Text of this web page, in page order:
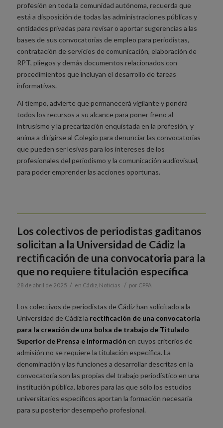
profesión en toda la comunidad autónoma, recuerda que
está a disposición de todas las administraciones públicas y
entidades privadas para revisar o aportar sugerencias a las
bases de sus convocatorias de empleo para periodistas,
contratación de servicios de comunicación, elaboración de
RPT, pliegos y demás documentos relacionados con
procedimientos que incluyan el desarrollo de tareas
informativas.
Al tiempo, advierte que permanecerá vigilante y pondrá
todos los recursos a su alcance para poner freno al
intrusismo y la precarización enquistada en la profesión, y
anima a dirigirse al Colegio para denunciar las convocatorias
que pueden ser lesivas para los intereses de los
profesionales del periodismo y la comunicación audiovisual,
para poder emprender las acciones oportunas.
Los colectivos de periodistas gaditanos
solicitan a la Universidad de Cádiz la
rectificación de una convocatoria para la
que no requiere titulación específica
28 de abril de 2025 / en Cádiz, Noticias / por CPPA
Los colectivos de periodistas de Cádiz han solicitado a la
Universidad de Cádiz la rectificación de una convocatoria
para la creación de una bolsa de trabajo de Titulado
Superior de Prensa e Información en cuyos criterios de
admisión no se requiere la titulación específica. La
denominación y las funciones a desarrollar descritas en la
convocatoria son las propias del trabajo periodístico en una
institución pública, labores para las que sólo los estudios
universitarios específicos aportan la formación necesaria
para su posterior desempeño profesional.